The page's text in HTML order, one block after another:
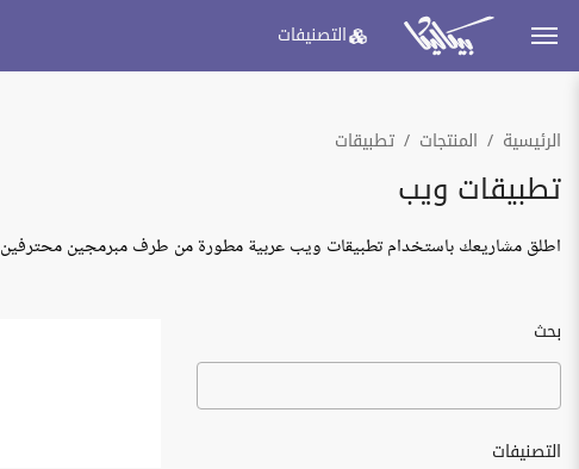
التصنيفات
الرئيسية المنتجات تطبيقات
تطبيقات ويب
اطلق مشاريعك باستخدام تطبيقات ويب عربية مطورة من طرف مبرمجين محترفين
بحث
التصنيفات